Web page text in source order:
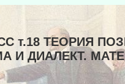
т.18 ТЕОРИЯ
И ДИАЛЕКТ.